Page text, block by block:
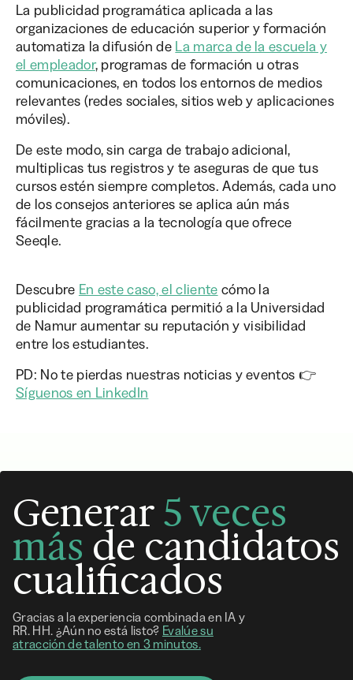
La publicidad programática aplicada a las
organizaciones de educación superior y formación
automatiza la difusión de La marca de la escuela y
el empleador, programas de formación u otras
comunicaciones, en todos los entornos de medios
relevantes (redes sociales, sitios web y aplicaciones
móviles).
De este modo, sin carga de trabajo adicional,
multiplicas tus registros y te aseguras de que tus
cursos estén siempre completos. Además, cada uno
de los consejos anteriores se aplica aún más
fácilmente gracias a la tecnología que ofrece
Seeqle.
Descubre En este caso, el cliente cómo la
publicidad programática permitió a la Universidad
de Namur aumentar su reputación y visibilidad
entre los estudiantes.
PD: No te pierdas nuestras noticias y eventos 👉
Síguenos en LinkedIn
Generar5 veces
más de candidatos
cualificados
Gracias a la experiencia combinada en IA y
RR. HH. ¿Aún no está listo? Evalúe su
atracción de talento en 3 minutos.